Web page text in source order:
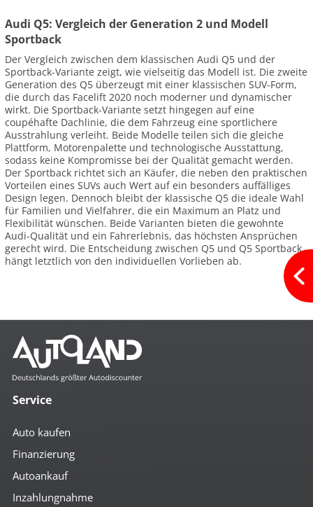
Audi Q5: Vergleich der Generation 2 und Modell
Sportback
Der Vergleich zwischen dem klassischen Audi Q5 und der
Sportback-Variante zeigt, wie vielseitig das Modell ist. Die zweite
Generation des Q5 überzeugt mit einer klassischen SUV-Form,
die durch das Facelift 2020 noch moderner und dynamischer
wirkt. Die Sportback-Variante setzt hingegen auf eine
coupéhafte Dachlinie, die dem Fahrzeug eine sportlichere
Ausstrahlung verleiht. Beide Modelle teilen sich die gleiche
Plattform, Motorenpalette und technologische Ausstattung,
sodass keine Kompromisse bei der Qualität gemacht werden.
Der Sportback richtet sich an Käufer, die neben den praktischen
Vorteilen eines SUVs auch Wert auf ein besonders auffälliges
Design legen. Dennoch bleibt der klassische Q5 die ideale Wahl
für Familien und Vielfahrer, die ein Maximum an Platz und
Flexibilität wünschen. Beide Varianten bieten die gewohnte
Audi-Qualität und ein Fahrerlebnis, das höchsten Ansprüchen
gerecht wird. Die Entscheidung zwischen Q5 und Q5 Sportback
hängt letztlich von den individuellen Vorlieben ab.
Service
Auto kaufen
Finanzierung
Autoankauf
Inzahlungnahme